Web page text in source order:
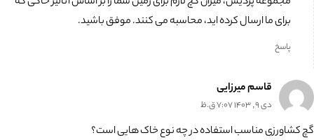
برای ما ارسال کرده اید، محاسبه می کنند. موفق باشید.
پاسخ
قاسم میرزایی
دی 9, 1403 7:07 ق.ظ
گچ کشاورزی مناسب استفاده در چه نوع خاک هایی است؟